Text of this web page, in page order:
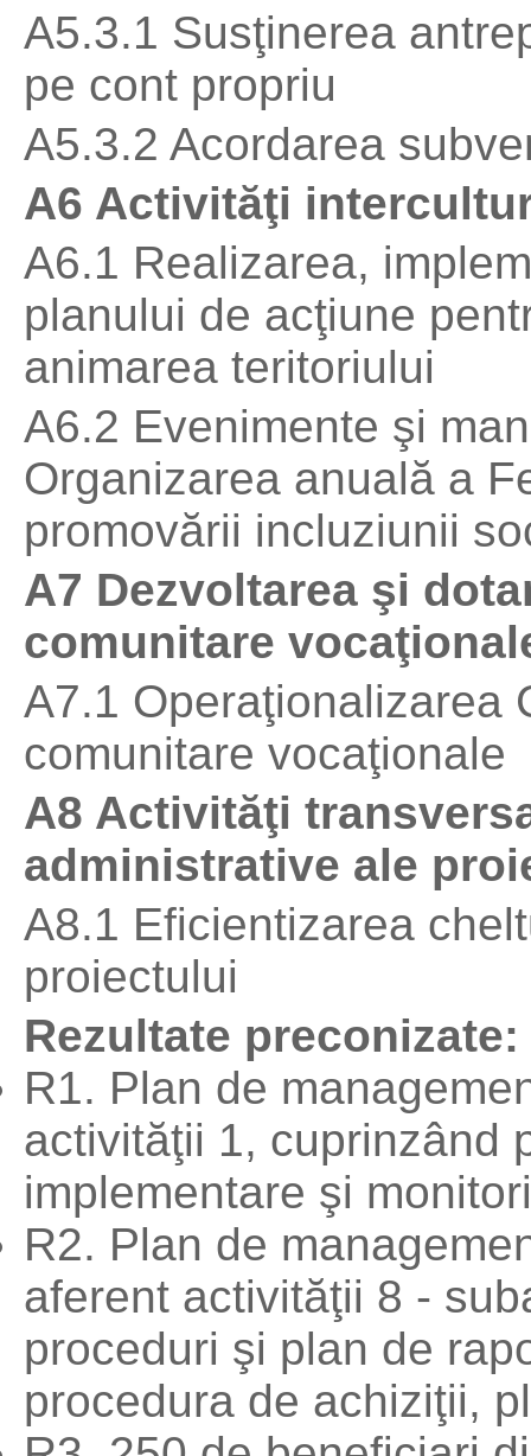
A5.3.1 Susţinerea
pe cont propriu
A5.3.2 Acordarea
A6 Activităţi
A6.1 Realizarea,
planului de acţiune
animarea teritoriului
A6.2 Evenimente şi
Organizarea anuală a
promovării incluziunii
A7 Dezvoltarea şi
comunitare
A7.1 Operaţionalizarea
comunitare vocaţionale
A8 Activităţi
administrative ale
A8.1 Eficientizarea
proiectului
Rezultate preconizate:
R1. Plan de
activităţii 1, cuprinzând
implementare şi
R2. Plan de
aferent activităţii 8 -
proceduri şi plan de
procedura de achiziţii,